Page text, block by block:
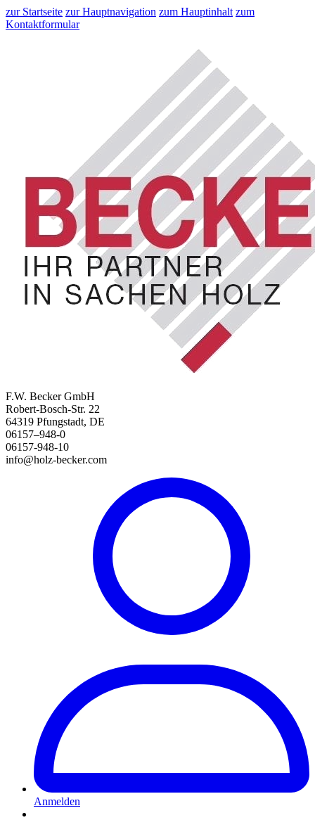
zur Startseite zur Hauptnavigation zum Hauptinhalt zum
Kontaktformular
F.W. Becker GmbH
Robert-Bosch-Str. 22
64319 Pfungstadt, DE
06157–948-0
06157-948-10
info@holz-becker.com
Anmelden